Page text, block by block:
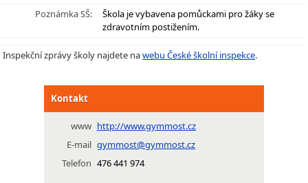
Poznámka SŠ:
Škola je vybavena pomůckami pro žáky se
zdravotním postižením.
Inspekční zprávy školy najdete nawebu České školní inspekce.
Kontakt
www http://www.gymmost.cz
E-mail gymmost@gymmost.cz
Telefon 476 441 974